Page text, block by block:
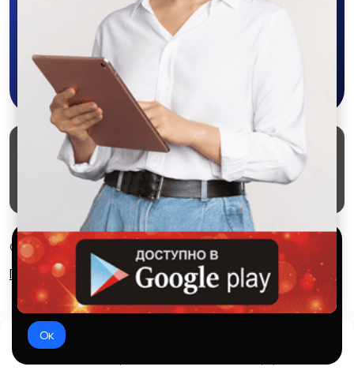
приложении SALEX!
Скачать в Google Play
Маркеты Блог
О проекте
Служба поддержки
Удаление аккаунта
Партнерка
© 2026 SALEX МАРКЕТ
Правила сервиса
Конфиденциальность
Используем куки и рекомендательные
технологии
Это чтобы сайт работал лучше. Оставаясь с нами, вы
соглашаетесь на использование файлов куки.
Ок